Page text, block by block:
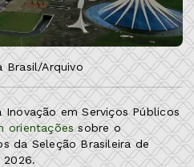
Brasil/Arquivo
em Serviços Públicos
orientaçõessobre o
da Seleção Brasileira de
2026.